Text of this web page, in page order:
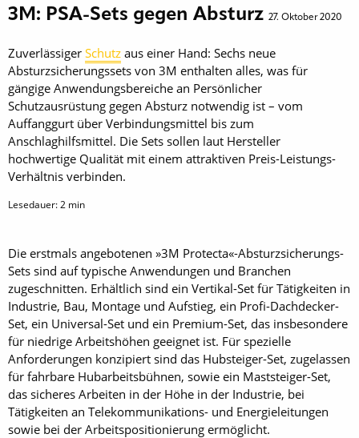
3M: PSA-Sets gegen Absturz 27. Oktober 2020
Zuverlässiger Schutz aus einer Hand: Sechs neue
Absturzsicherungssets von 3M enthalten alles, was für
gängige Anwendungsbereiche an Persönlicher
Schutzausrüstung gegen Absturz notwendig ist – vom
Auffanggurt über Verbindungsmittel bis zum
Anschlaghilfsmittel. Die Sets sollen laut Hersteller
hochwertige Qualität mit einem attraktiven Preis-Leistungs-
Verhältnis verbinden.
Lesedauer:2 min
Die erstmals angebotenen »3M Protecta«-Absturzsicherungs-
Sets sind auf typische Anwendungen und Branchen
zugeschnitten. Erhältlich sind ein Vertikal-Set für Tätigkeiten in
Industrie, Bau, Montage und Aufstieg, ein Profi-Dachdecker-
Set, ein Universal-Set und ein Premium-Set, das insbesondere
für niedrige Arbeitshöhen geeignet ist. Für spezielle
Anforderungen konzipiert sind das Hubsteiger-Set, zugelassen
für fahrbare Hubarbeitsbühnen, sowie ein Maststeiger-Set,
das sicheres Arbeiten in der Höhe in der Industrie, bei
Tätigkeiten an Telekommunikations- und Energieleitungen
sowie bei der Arbeitspositionierung ermöglicht.